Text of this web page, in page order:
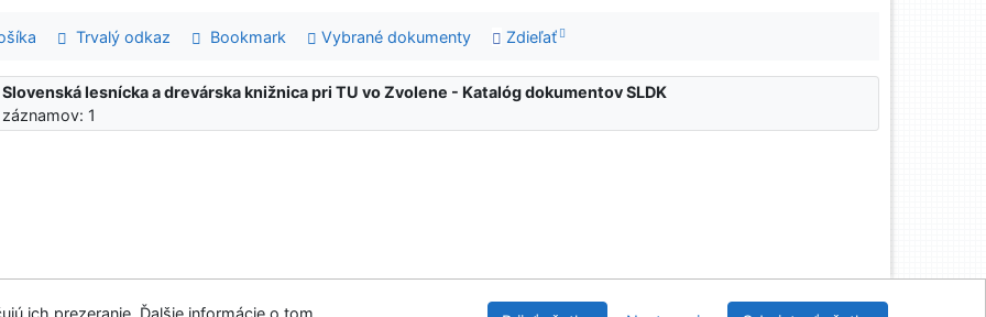
Trvalý odkaz Bookmark Vybrané dokumenty Zdieľať
Slovenská lesnícka a drevárska knižnica pri TU vo Zvolene - Katalóg dokumentov SLDK
1
ich prezeranie. Ďalšie informácie o tom